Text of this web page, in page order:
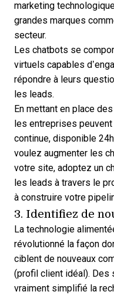
marketing
grandes marques
secteur.
Les chatbots se
virtuels capables
répondre à leurs
les leads.
En mettant en place
les entreprises
continue, disponible
voulez augmenter les
votre site, adoptez un
les leads à travers le
à construire votre
3. Identifiez de
La technologie
révolutionné la façon
ciblent de nouveaux
(profil client idéal). Des
vraiment simplifié la